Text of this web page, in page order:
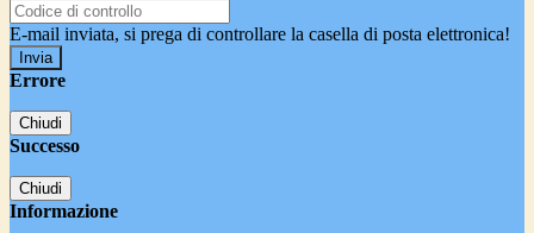
E-mail inviata, si prega di controllare la casella di posta elettronica!
Errore
Chiudi
Successo
Chiudi
Informazione